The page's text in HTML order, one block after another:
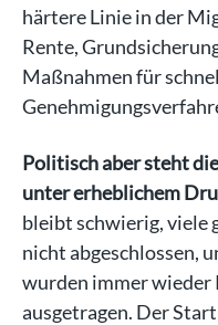
härtere Linie in der
Rente,
Maßnahmen für
Politisch aber steht
unter erheblichem
bleibt schwierig, viele
nicht abgeschlossen,
wurden immer
ausgetragen. Der